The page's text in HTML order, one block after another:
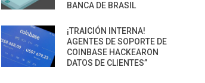
BANCA DE BRASIL
¡TRAICIÓN INTERNA!
AGENTES DE SOPORTE DE
COINBASE HACKEARON
DATOS DE CLIENTES”